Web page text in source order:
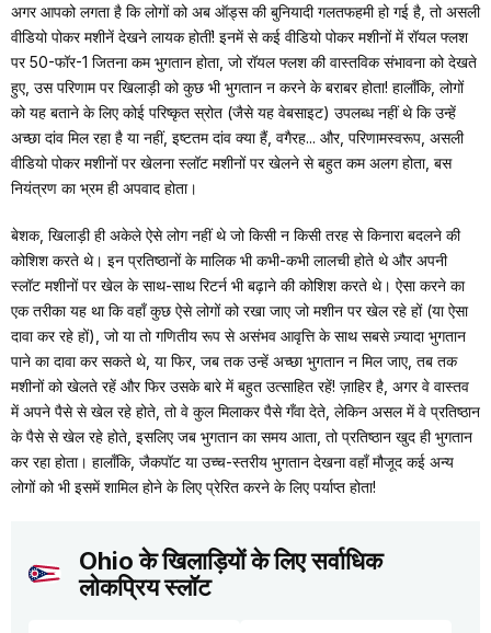
अगर आपको लगता है कि लोगों को अब ऑड्स की बुनियादी गलतफहमी हो गई है, तो असली
वीडियो पोकर मशीनें देखने लायक होतीं! इनमें से कई वीडियो पोकर मशीनों में रॉयल फ्लश
पर 50-फॉर-1 जितना कम भुगतान होता, जो रॉयल फ्लश की वास्तविक संभावना को देखते
हुए, उस परिणाम पर खिलाड़ी को कुछ भी भुगतान न करने के बराबर होता! हालाँकि, लोगों
को यह बताने के लिए कोई परिष्कृत स्रोत (जैसे यह वेबसाइट) उपलब्ध नहीं थे कि उन्हें
अच्छा दांव मिल रहा है या नहीं, इष्टतम दांव क्या हैं, वगैरह... और, परिणामस्वरूप, असली
वीडियो पोकर मशीनों पर खेलना स्लॉट मशीनों पर खेलने से बहुत कम अलग होता, बस
नियंत्रण का भ्रम ही अपवाद होता।
बेशक, खिलाड़ी ही अकेले ऐसे लोग नहीं थे जो किसी न किसी तरह से किनारा बदलने की
कोशिश करते थे। इन प्रतिष्ठानों के मालिक भी कभी-कभी लालची होते थे और अपनी
स्लॉट मशीनों पर खेल के साथ-साथ रिटर्न भी बढ़ाने की कोशिश करते थे। ऐसा करने का
एक तरीका यह था कि वहाँ कुछ ऐसे लोगों को रखा जाए जो मशीन पर खेल रहे हों (या ऐसा
दावा कर रहे हों), जो या तो गणितीय रूप से असंभव आवृत्ति के साथ सबसे ज़्यादा भुगतान
पाने का दावा कर सकते थे, या फिर, जब तक उन्हें अच्छा भुगतान न मिल जाए, तब तक
मशीनों को खेलते रहें और फिर उसके बारे में बहुत उत्साहित रहें! ज़ाहिर है, अगर वे वास्तव
में अपने पैसे से खेल रहे होते, तो वे कुल मिलाकर पैसे गँवा देते, लेकिन असल में वे प्रतिष्ठान
के पैसे से खेल रहे होते, इसलिए जब भुगतान का समय आता, तो प्रतिष्ठान खुद ही भुगतान
कर रहा होता। हालाँकि, जैकपॉट या उच्च-स्तरीय भुगतान देखना वहाँ मौजूद कई अन्य
लोगों को भी इसमें शामिल होने के लिए प्रेरित करने के लिए पर्याप्त होता!
Ohio के खिलाड़ियों के लिए सर्वाधिक
लोकप्रिय स्लॉट